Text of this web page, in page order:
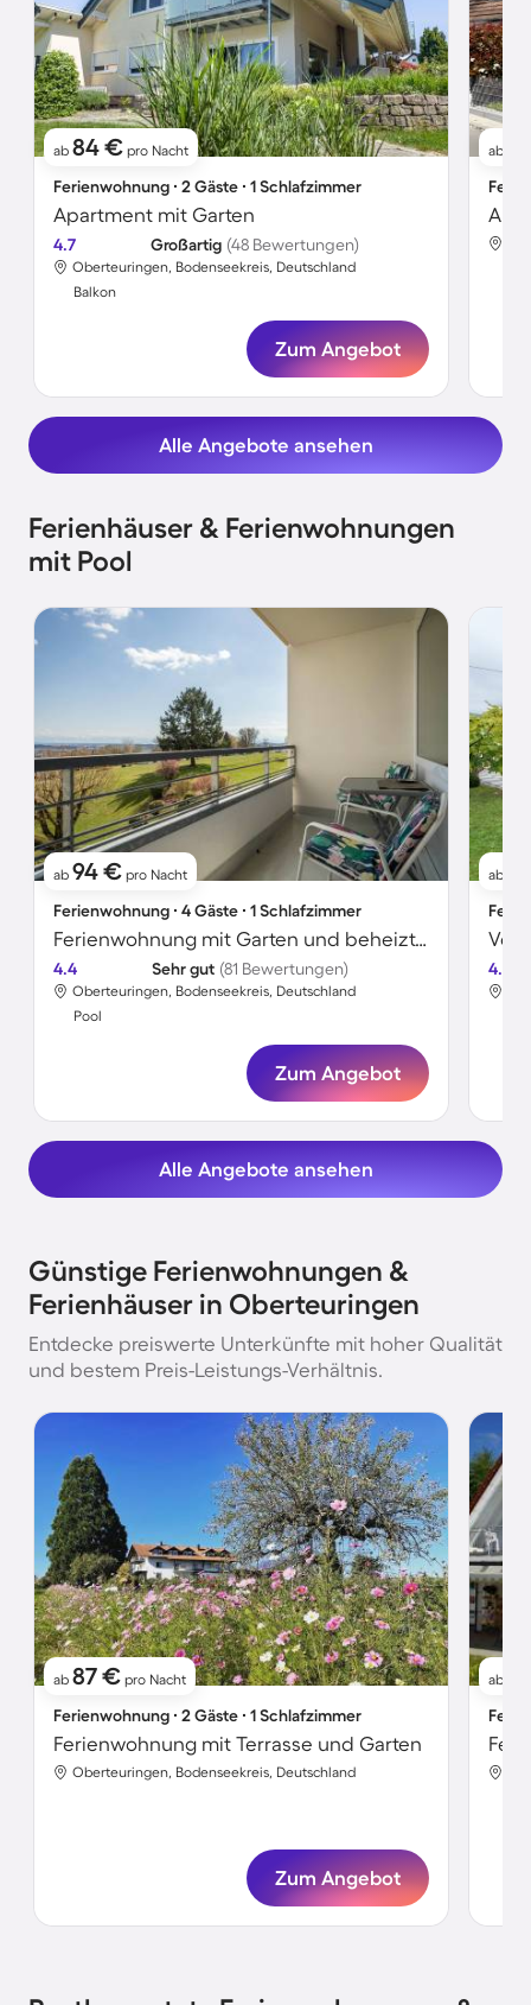
ab 84 € pro Nacht
Ferienwohnung ∙ 2 Gäste ∙ 1 Schlafzimmer
Apartment mit Garten
4.7 Großartig (48 Bewertungen)
Oberteuringen, Bodenseekreis, Deutschland
Balkon
Zum Angebot
ab
Alle Angebote ansehen
Ferienhäuser & Ferienwohnungen
mit Pool
ab 94 € pro Nacht
Ferienwohnung ∙ 4 Gäste ∙ 1 Schlafzimmer
Ferienwohnung mit Garten und beheiztem Pool | Bergblick
4.4 Sehr gut (81 Bewertungen)
Oberteuringen, Bodenseekreis, Deutschland
Pool
Zum Angebot
ab
4.5
Alle Angebote ansehen
Günstige Ferienwohnungen &
Ferienhäuser in Oberteuringen
Entdecke preiswerte Unterkünfte mit hoher Qualität
und bestem Preis-Leistungs-Verhältnis.
ab 87 € pro Nacht
Ferienwohnung ∙ 2 Gäste ∙ 1 Schlafzimmer
Ferienwohnung mit Terrasse und Garten
Oberteuringen, Bodenseekreis, Deutschland
Zum Angebot
ab